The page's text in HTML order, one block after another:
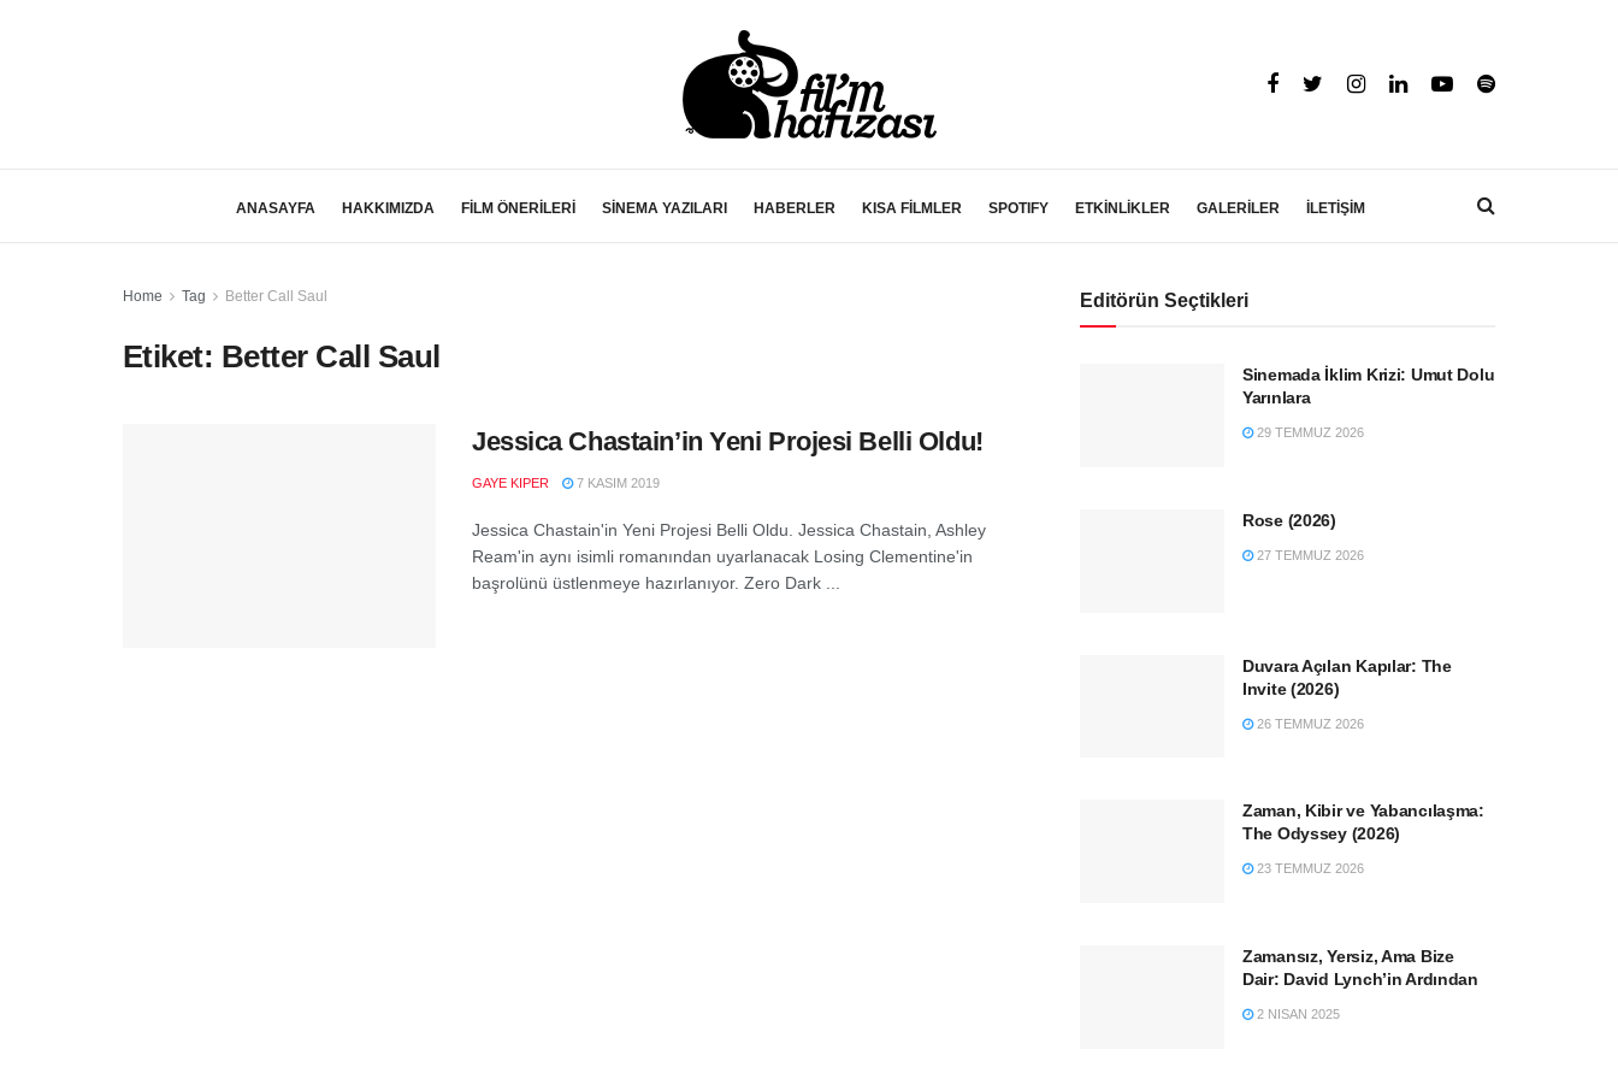
ANASAYFA HAKKIMIZDA FİLM ÖNERİLERİ SİNEMA YAZILARI HABERLER KISA FİLMLER SPOTIFY ETKİNLİKLER GALERİLER İLETİŞİM
Home Tag Better Call Saul
Etiket: Better Call Saul
Jessica Chastain’in Yeni Projesi Belli Oldu!
GAYE KIPER 7 KASIM 2019
Jessica Chastain'in Yeni Projesi Belli Oldu. Jessica Chastain, Ashley
Ream'in aynı isimli romanından uyarlanacak Losing Clementine'in
başrolünü üstlenmeye hazırlanıyor. Zero Dark ...
Editörün Seçtikleri
Sinemada İklim Krizi: Umut Dolu
Yarınlara
29 TEMMUZ 2026
Rose (2026)
27 TEMMUZ 2026
Duvara Açılan Kapılar: The
Invite (2026)
26 TEMMUZ 2026
Zaman, Kibir ve Yabancılaşma:
The Odyssey (2026)
23 TEMMUZ 2026
Zamansız, Yersiz, Ama Bize
Dair: David Lynch’in Ardından
2 NISAN 2025